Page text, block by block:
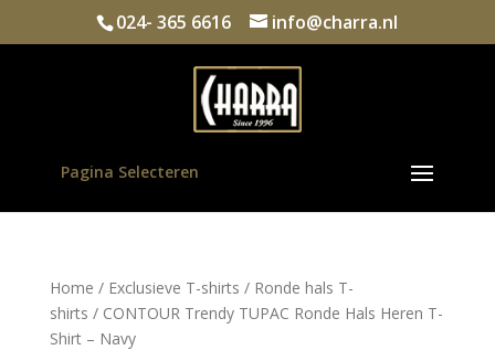
024- 365 6616 info@charra.nl
Pagina Selecteren
Home / Exclusieve T-shirts / Ronde hals T-
shirts / CONTOUR Trendy TUPAC Ronde Hals Heren T-
Shirt – Navy